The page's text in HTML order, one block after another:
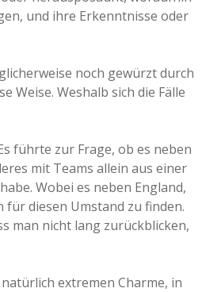
und ihre Erkenntnisse oder
noch gewürzt durch
Weise. Weshalb sich die Fälle
führte zur Frage, ob es neben
mit Teams allein aus einer
Wobei es neben England,
diesen Umstand zu finden.
man nicht lang zurückblicken,
extremen Charme, in